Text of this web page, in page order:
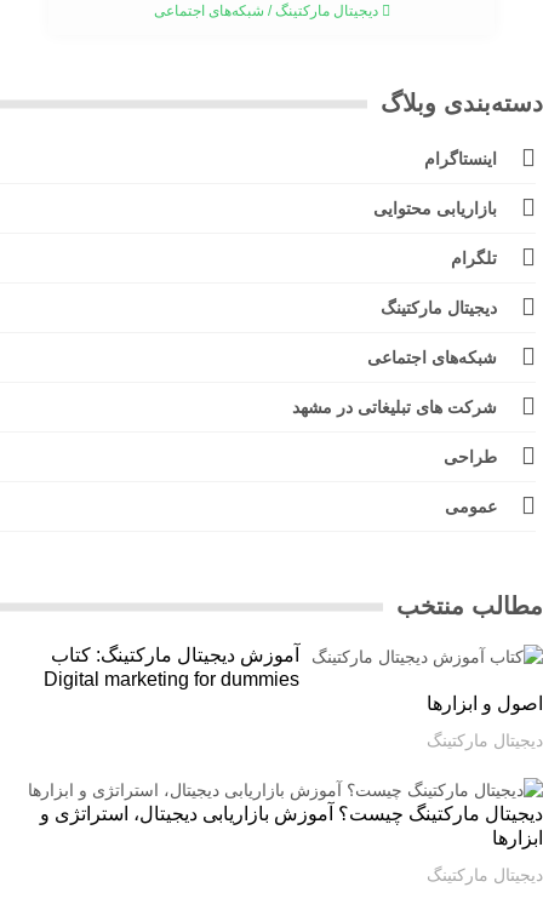
دیجیتال مارکتینگ/شبکه‌های اجتماعی
وبلاگ
اینستاگرام
بازاریابی محتوایی
تلگرام
دیجیتال مارکتینگ
شبکه‌های اجتماعی
شرکت های تبلیغاتی در مشهد
طراحی
عمومی
منتخب
آموزش دیجیتال مارکتینگ: کتاب
Digital marketing for dummies
و ابزارها
مارکتینگ
مارکتینگ چیست؟ آموزش بازاریابی دیجیتال، استراتژی و
مارکتینگ